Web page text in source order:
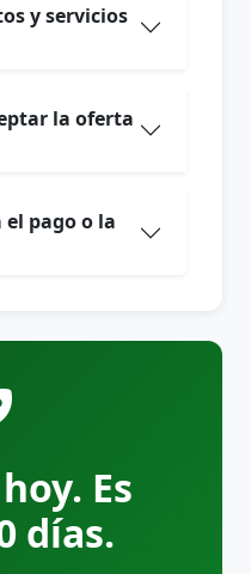
y servicios
la oferta
el pago o la
Es
días.